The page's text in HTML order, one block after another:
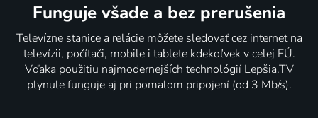
Funguje všade a bez prerušenia
Televízne stanice a relácie môžete sledovať cez internet na
televízii, počítači, mobile i tablete kdekoľvek v celej EÚ.
Vďaka použitiu najmodernejších technológií Lepšia.TV
plynule funguje aj pri pomalom pripojení (od 3 Mb/s).